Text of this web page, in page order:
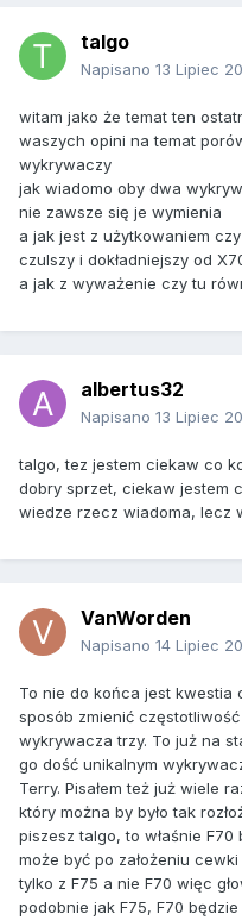
talgo
Napisano 13 Lipiec
witam jako że temat ten
waszych opini na temat
wykrywaczy
jak wiadomo oby dwa
nie zawsze się je wymienia
a jak jest z użytkowaniem
czulszy i dokładniejszy od
a jak z wyważenie czy tu
albertus32
Napisano 13 Lipiec
talgo, tez jestem ciekaw co
dobry sprzet, ciekaw jestem
wiedze rzecz wiadoma, lecz
VanWorden
Napisano 14 Lipiec
To nie do końca jest kwestia
sposób zmienić
wykrywacza trzy. To już na
go dość unikalnym
Terry. Pisałem też już wiele
który można by było tak
piszesz talgo, to właśnie
może być po założeniu
tylko z F75 a nie F70 więc
podobnie jak F75, F70